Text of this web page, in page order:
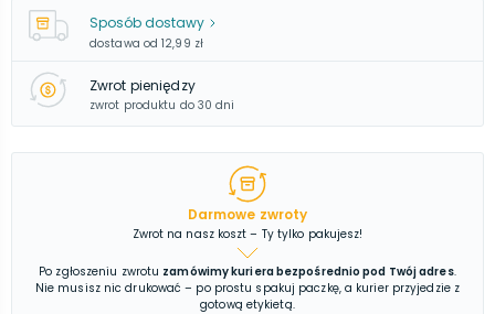
Sposób dostawy
dostawa od 12,99 zł
Zwrot pieniędzy
zwrot produktu do 30 dni
Darmowe zwroty
Zwrot na nasz koszt – Ty tylko pakujesz!
Po zgłoszeniu zwrotu zamówimy kuriera bezpośrednio pod Twój adres.
Nie musisz nic drukować – po prostu spakuj paczkę, a kurier przyjedzie z
gotową etykietą.